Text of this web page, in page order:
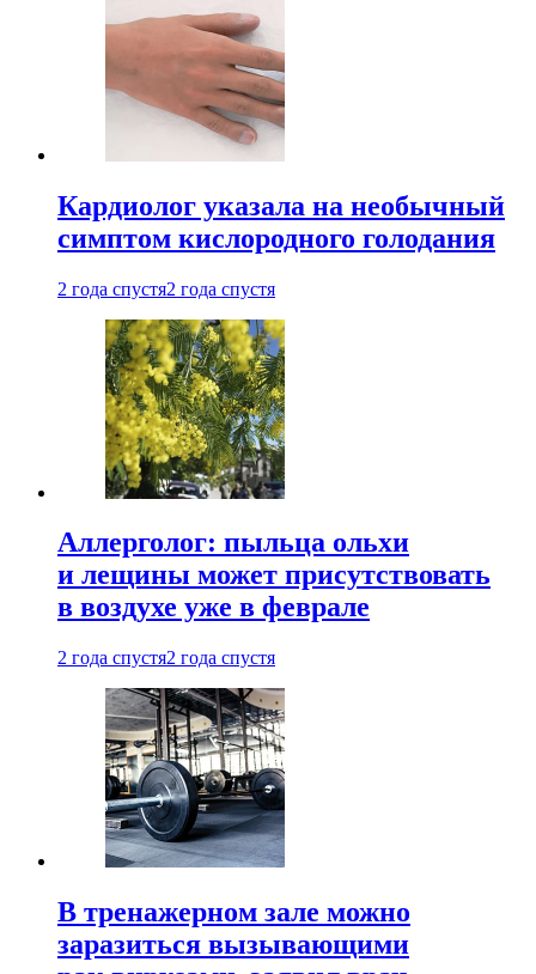
Кардиолог указала на необычный
симптом кислородного голодания
2 года спустя2 года спустя
Аллерголог: пыльца ольхи
и лещины может присутствовать
в воздухе уже в феврале
2 года спустя2 года спустя
В тренажерном зале можно
заразиться вызывающими